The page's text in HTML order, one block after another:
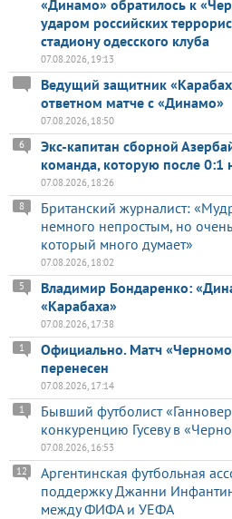
«Динамо» обратилось к
ударом российских
стадиону одесского клуба
07.08.2026, 19:13
Ведущий защитник
ответном матче с «Динамо»
07.08.2026, 18:50
Экс-капитан сборной
команда, которую после 0:1
6
07.08.2026, 18:26
Британский журналист:
немного непростым, но
который много думает»
8
07.08.2026, 18:02
Владимир Бондаренко:
«Карабаха»
5
07.08.2026, 17:38
Официально. Матч
перенесен
1
07.08.2026, 17:14
Бывший футболист
конкуренцию Гусеву в
1
07.08.2026, 16:53
Аргентинская футбольная
поддержку Джанни
между ФИФА и УЕФА
12